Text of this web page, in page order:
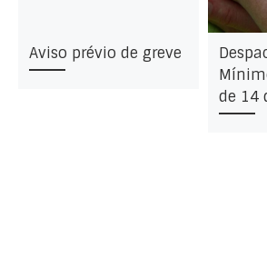
Aviso prévio de greve
de 14